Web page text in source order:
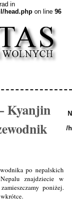
in
head.phpon line 96
Kyanjin
po nepalskich
znajdziecie w
poniżej.
/